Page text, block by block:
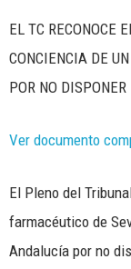
EL TC RECONOCE
CONCIENCIA DE
POR NO
Ver documento
El Pleno del
farmacéutico de
Andalucía por no